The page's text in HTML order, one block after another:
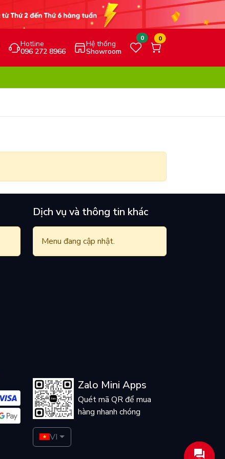
Hotline
096 272 8966
Hệ thống
Showroom
0 0
Dịch vụ và thông tin khác
Menu đang cập nhật.
Zalo Mini Apps
Quét mã QR để mua
hàng nhanh chóng
VI